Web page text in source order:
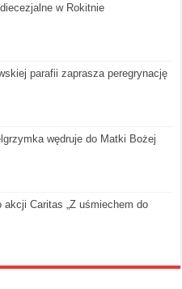
w Rokitnie
parafii zaprasza peregrynację
wędruje do Matki Bożej
akcji Caritas „Z uśmiechem do